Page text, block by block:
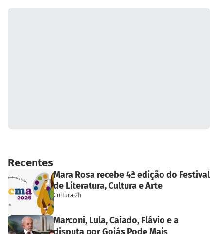
Recentes
Mara Rosa recebe 4ª edição do Festival
de Literatura, Cultura e Arte
Cultura·2h
Marconi, Lula, Caiado, Flávio e a
disputa por Goiás Pode Mais